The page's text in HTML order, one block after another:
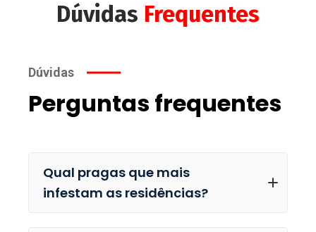
Dúvidas Frequentes
Dúvidas
Perguntas frequentes
Qual pragas que mais
infestam as residências?